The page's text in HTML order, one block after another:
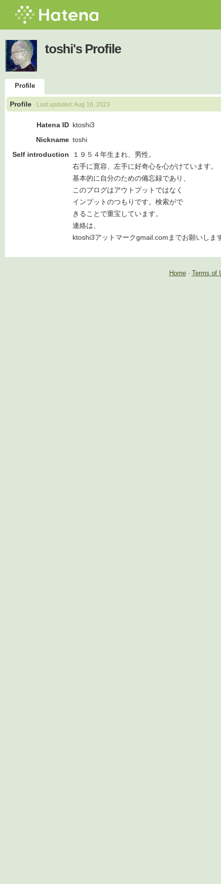
toshi's Profile
Profile
Profile Last updated: Aug 16, 2023
Hatena ID ktoshi3
Nickname toshi
Self introduction
１９５４年生まれ、男性。
右手に寛容、左手に好奇心を心がけています。
基本的に自分のための備忘録であり、
このブログはアウトプットではなく
インプットのつもりです。検索がで
きることで重宝しています。
連絡は、
ktoshi3アットマークgmail.comまでお願いしま
Home- Terms of